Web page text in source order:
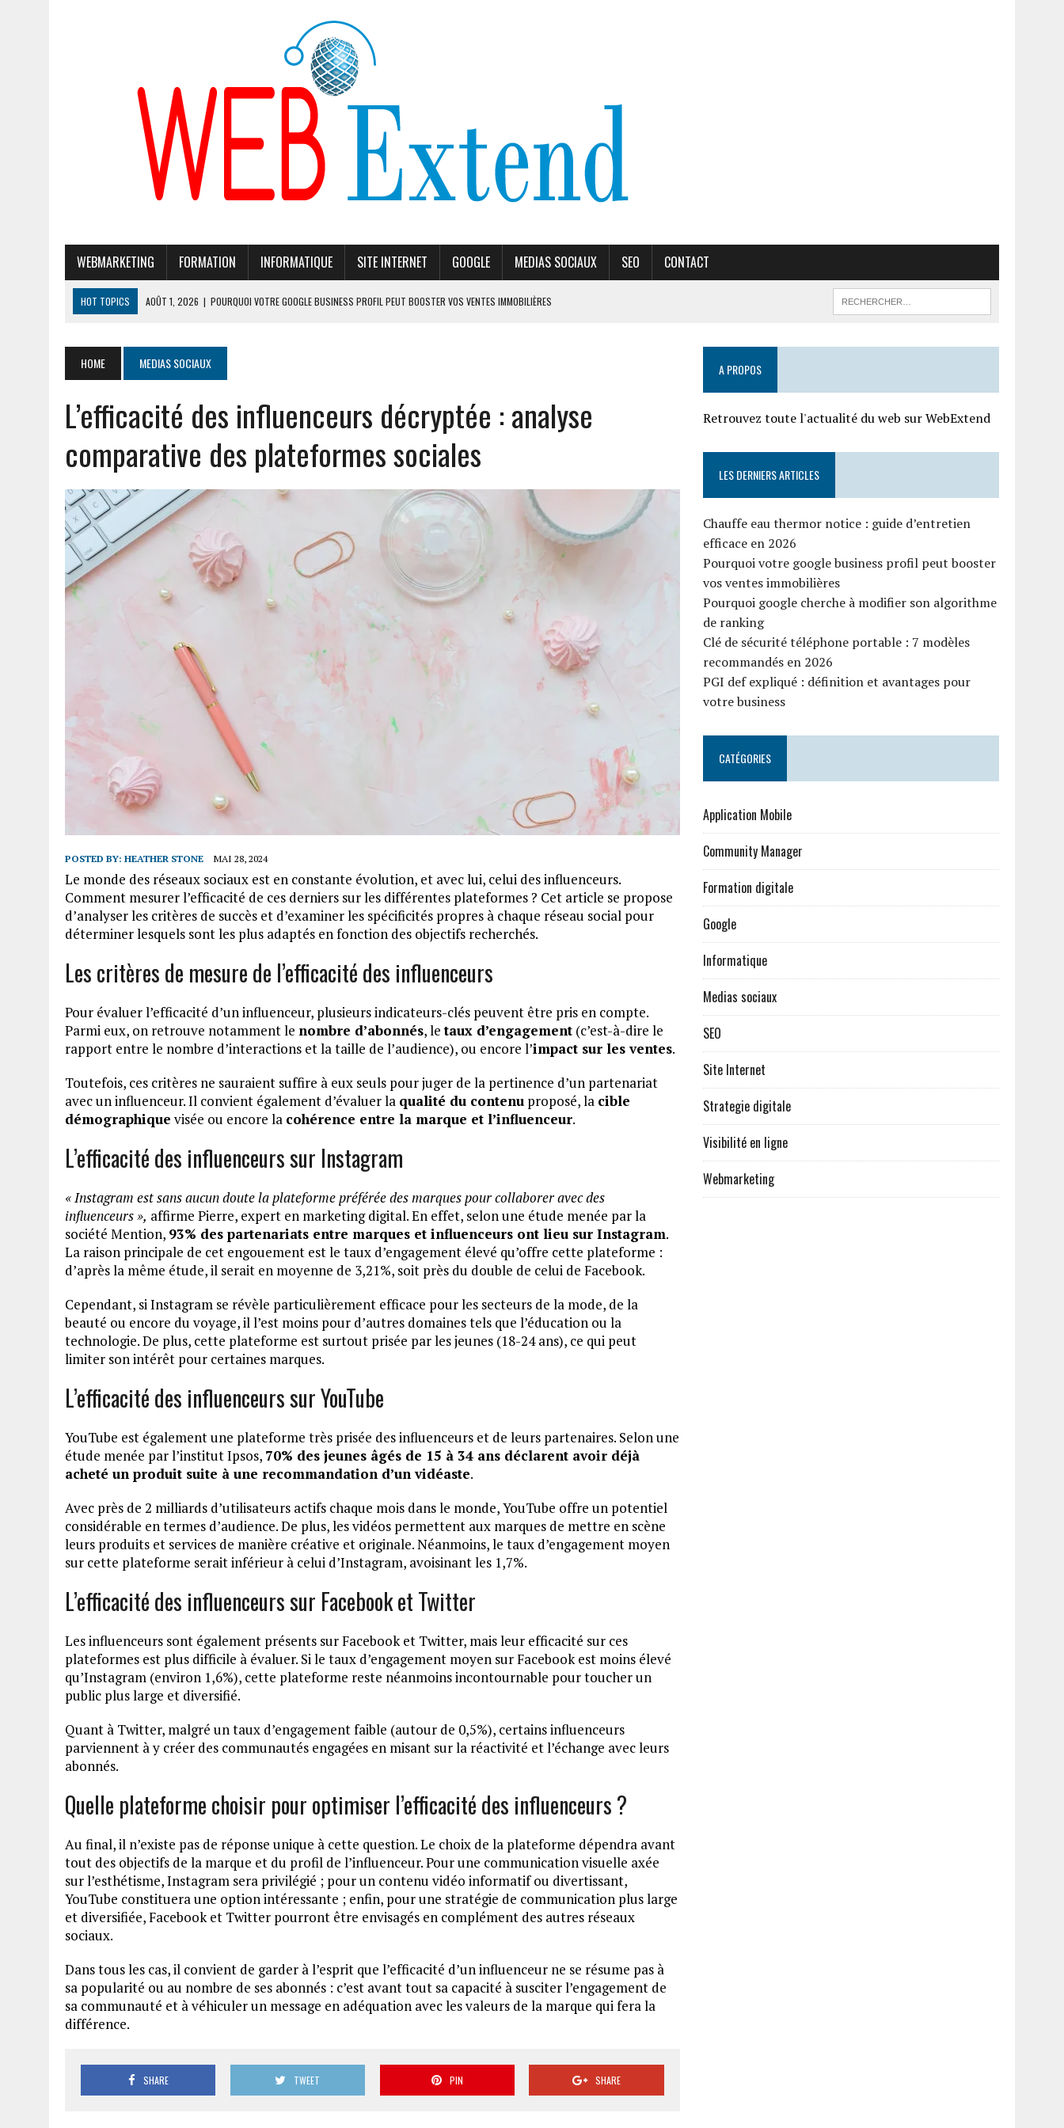
WEBMARKETING FORMATION INFORMATIQUE SITE INTERNET GOOGLE MEDIAS SOCIAUX SEO CONTACT
HOT TOPICS AOÛT 1, 2026 | POURQUOI VOTRE GOOGLE BUSINESS PROFIL PEUT BOOSTER VOS VENTES IMMOBILIÈRES
JUILLET 20, 2026 | PGI DEF EXPLIQUÉ : DÉFINITION ET AVANTAGES POUR VOTRE BUSINESS
AOÛT 5, 2026
CHAUFFE EAU THERMOR NOTICE : GUIDE D’ENTRETIEN EFFICACE EN 2026
HOME MEDIAS SOCIAUX
L’efficacité des influenceurs décryptée : analyse
comparative des plateformes sociales
POSTED BY: HEATHER STONE MAI 28, 2024
Le monde des réseaux sociaux est en constante évolution, et avec lui, celui des influenceurs.
Comment mesurer l’efficacité de ces derniers sur les différentes plateformes ? Cet article se propose
d’analyser les critères de succès et d’examiner les spécificités propres à chaque réseau social pour
déterminer lesquels sont les plus adaptés en fonction des objectifs recherchés.
Les critères de mesure de l’efficacité des influenceurs
Pour évaluer l’efficacité d’un influenceur, plusieurs indicateurs-clés peuvent être pris en compte.
Parmi eux, on retrouve notamment le nombre d’abonnés, letaux d’engagement (c’est-à-dire le
rapport entre le nombre d’interactions et la taille de l’audience), ou encore l’impact sur les ventes.
Toutefois, ces critères ne sauraient suffire à eux seuls pour juger de la pertinence d’un partenariat
avec un influenceur. Il convient également d’évaluer la qualité du contenu proposé, la cible
démographique visée ou encore la cohérence entre la marque et l’influenceur.
L’efficacité des influenceurs sur Instagram
« Instagram est sans aucun doute la plateforme préférée des marques pour collaborer avec des
influenceurs », affirme Pierre, expert en marketing digital. En effet, selon une étude menée par la
société Mention, 93% des partenariats entre marques et influenceurs ont lieu sur Instagram.
La raison principale de cet engouement est le taux d’engagement élevé qu’offre cette plateforme :
d’après la même étude, il serait en moyenne de 3,21%, soit près du double de celui de Facebook.
Cependant, si Instagram se révèle particulièrement efficace pour les secteurs de la mode, de la
beauté ou encore du voyage, il l’est moins pour d’autres domaines tels que l’éducation ou la
technologie. De plus, cette plateforme est surtout prisée par les jeunes (18-24 ans), ce qui peut
limiter son intérêt pour certaines marques.
L’efficacité des influenceurs sur YouTube
YouTube est également une plateforme très prisée des influenceurs et de leurs partenaires. Selon une
étude menée par l’institut Ipsos, 70% des jeunes âgés de 15 à 34 ans déclarent avoir déjà
acheté un produit suite à une recommandation d’un vidéaste.
Avec près de 2 milliards d’utilisateurs actifs chaque mois dans le monde, YouTube offre un potentiel
considérable en termes d’audience. De plus, les vidéos permettent aux marques de mettre en scène
leurs produits et services de manière créative et originale. Néanmoins, le taux d’engagement moyen
sur cette plateforme serait inférieur à celui d’Instagram, avoisinant les 1,7%.
L’efficacité des influenceurs sur Facebook et Twitter
Les influenceurs sont également présents sur Facebook et Twitter, mais leur efficacité sur ces
plateformes est plus difficile à évaluer. Si le taux d’engagement moyen sur Facebook est moins élevé
qu’Instagram (environ 1,6%), cette plateforme reste néanmoins incontournable pour toucher un
public plus large et diversifié.
Quant à Twitter, malgré un taux d’engagement faible (autour de 0,5%), certains influenceurs
parviennent à y créer des communautés engagées en misant sur la réactivité et l’échange avec leurs
abonnés.
Quelle plateforme choisir pour optimiser l’efficacité des influenceurs ?
Au final, il n’existe pas de réponse unique à cette question. Le choix de la plateforme dépendra avant
tout des objectifs de la marque et du profil de l’influenceur. Pour une communication visuelle axée
sur l’esthétisme, Instagram sera privilégié ; pour un contenu vidéo informatif ou divertissant,
YouTube constituera une option intéressante ; enfin, pour une stratégie de communication plus large
et diversifiée, Facebook et Twitter pourront être envisagés en complément des autres réseaux
sociaux.
Dans tous les cas, il convient de garder à l’esprit que l’efficacité d’un influenceur ne se résume pas à
sa popularité ou au nombre de ses abonnés : c’est avant tout sa capacité à susciter l’engagement de
sa communauté et à véhiculer un message en adéquation avec les valeurs de la marque qui fera la
différence.
SHARE TWEET PIN SHARE
A PROPOS
Retrouvez toute l'actualité du web sur WebExtend
LES DERNIERS ARTICLES
Chauffe eau thermor notice : guide d’entretien
efficace en 2026
Pourquoi votre google business profil peut booster
vos ventes immobilières
Pourquoi google cherche à modifier son algorithme
de ranking
Clé de sécurité téléphone portable : 7 modèles
recommandés en 2026
PGI def expliqué : définition et avantages pour
votre business
CATÉGORIES
Application Mobile
Community Manager
Formation digitale
Google
Informatique
Medias sociaux
SEO
Site Internet
Strategie digitale
Visibilité en ligne
Webmarketing